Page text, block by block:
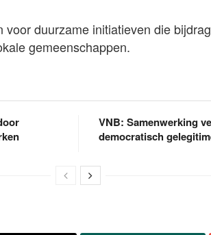
duurzame initiatieven die
gemeenschappen.
VNB: Samenwerking
democratisch